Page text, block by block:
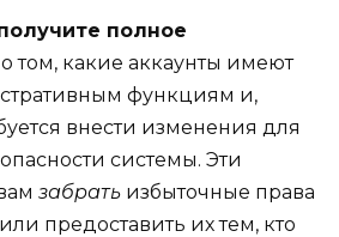
полное
о том, какие аккаунты имеют
функциям и,
внести изменения для
системы. Эти
забрать избыточные права
предоставить их тем, кто